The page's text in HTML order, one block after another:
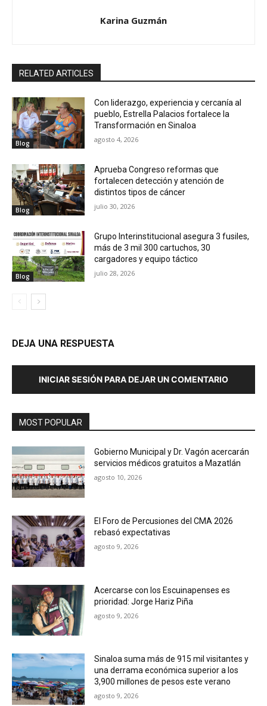
Karina Guzmán
RELATED ARTICLES
Blog
Con liderazgo, experiencia y cercanía al
pueblo, Estrella Palacios fortalece la
Transformación en Sinaloa
agosto 4, 2026
Blog
Aprueba Congreso reformas que
fortalecen detección y atención de
distintos tipos de cáncer
julio 30, 2026
Blog
Grupo Interinstitucional asegura 3 fusiles,
más de 3 mil 300 cartuchos, 30
cargadores y equipo táctico
julio 28, 2026
DEJA UNA RESPUESTA
INICIAR SESIÓN PARA DEJAR UN COMENTARIO
MOST POPULAR
Gobierno Municipal y Dr. Vagón acercarán
servicios médicos gratuitos a Mazatlán
agosto 10, 2026
El Foro de Percusiones del CMA 2026
rebasó expectativas
agosto 9, 2026
Acercarse con los Escuinapenses es
prioridad: Jorge Hariz Piña
agosto 9, 2026
Sinaloa suma más de 915 mil visitantes y
una derrama económica superior a los
3,900 millones de pesos este verano
agosto 9, 2026